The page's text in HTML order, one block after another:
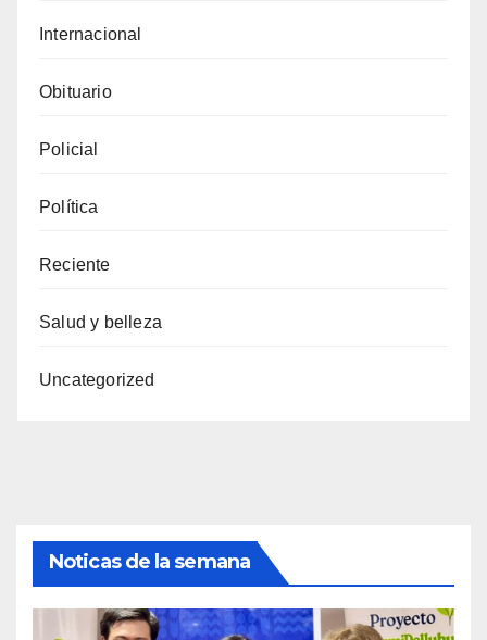
Internacional
Obituario
Policial
Política
Reciente
Salud y belleza
Uncategorized
Noticas de la semana